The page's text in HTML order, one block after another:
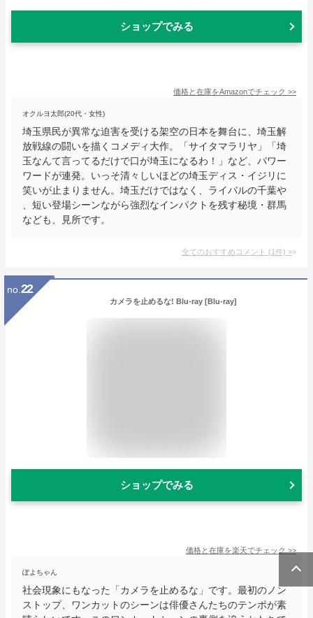
ショップでみる
価格と在庫をAmazonでチェック >>
オクルヨ太郎(20代・女性)
埼玉県民が異常な迫害を受ける架空の日本を舞台に、埼玉解
放戦線の闘いを描くコメディ大作。「サイタマラリヤ」「埼
玉なんて言ってるだけで口が埼玉になるわ！」など、パワー
ワードが連発。いっそ清々しいほどの埼玉ディス・イジリに
笑いが止まりません。埼玉だけではなく、ライバルの千葉や
、短い登場シーンながら強烈なインパクトを残す秘境・群馬
なども、見所です。
全てのおすすめコメント (1件) >
no. 22
カメラを止めるな! Blu-ray [Blu-ray]
ショップでみる
価格と在庫を楽天でチェック >>
ぽよちゃん
社会現象にもなった「カメラを止めるな」です。最初のノン
ストップ、ワンカットのシーンは俳優さんたちのテンポが素